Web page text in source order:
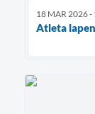
18 MAR 2026 -
Atleta